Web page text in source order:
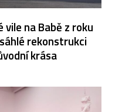
na Babě z roku
rekonstrukci
krása